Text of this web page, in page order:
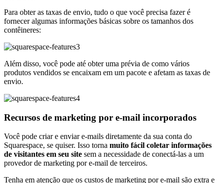
Para obter as taxas de envio, tudo o que você precisa fazer é
fornecer algumas informações básicas sobre os tamanhos dos
contêineres:
Além disso, você pode até obter uma prévia de como vários
produtos vendidos se encaixam em um pacote e afetam as taxas de
envio.
Recursos de marketing por e-mail incorporados
Você pode criar e enviar e-mails diretamente da sua conta do
Squarespace, se quiser. Isso torna muito fácil coletar informações
de visitantes em seu site sem a necessidade de conectá-las a um
provedor de marketing por e-mail de terceiros.
Tenha em atenção que os custos de marketing por e-mail são extra e